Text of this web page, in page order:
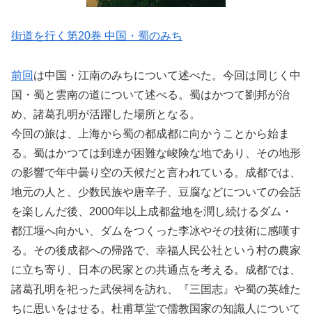
街道を行く第20巻 中国・蜀のみち
前回 は中国・江南のみちについて述べた。今回は同じく中
国・蜀と雲南の道について述べる。蜀はかつて劉邦が治
め、諸葛孔明が活躍した場所となる。
今回の旅は、上海から蜀の都成都に向かうことから始ま
る。蜀はかつては到達が困難な峻険な地であり、その地形
の影響で年中曇り空の天候だと言われている。成都では、
地元の人と、少数民族や唐辛子、豆腐などについての会話
を楽しんだ後、2000年以上成都盆地を潤し続けるダム・
都江堰へ向かい、ダムをつくった李冰やその技術に感嘆す
る。その後成都への帰路で、幸福人民公社という村の農家
に立ち寄り、日本の民家との共通点を考える。成都では、
諸葛孔明を祀った武侯祠を訪れ、『三国志』や蜀の英雄た
ちに思いをはせる。杜甫草堂で儒教国家の知識人について